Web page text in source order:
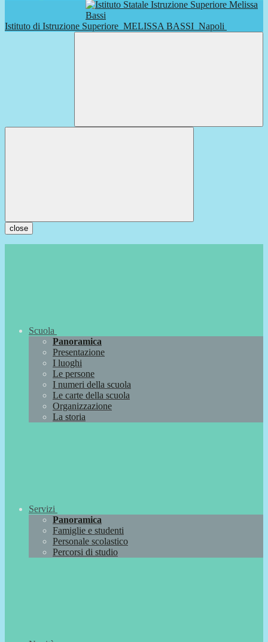
Istituto di Istruzione Superiore MELISSA BASSI Napoli
close
Scuola
Panoramica
Presentazione
I luoghi
Le persone
I numeri della scuola
Le carte della scuola
Organizzazione
La storia
Servizi
Panoramica
Famiglie e studenti
Personale scolastico
Percorsi di studio